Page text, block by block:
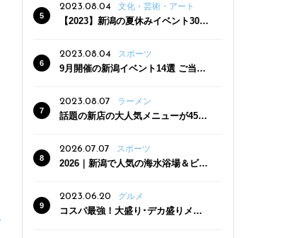
2023.08.04
文化・芸術・アート
【2023】新潟の夏休みイベント30
2023.08.04
スポーツ
9月開催の新潟イベント14選 ご当地
2023.08.07 ラーメン
話題の新店の大人気メニューが450
クーポン登場
2026.07.07 スポーツ
2026｜新潟で人気の海水浴場＆ビー
2023.06.20
グルメ
コスパ最強！大盛り･デカ盛りメニ